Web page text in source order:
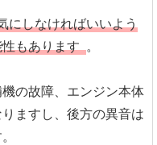
にしなければいいよう
もあります 。
の故障、エンジン本体
ますし、後方の異音は